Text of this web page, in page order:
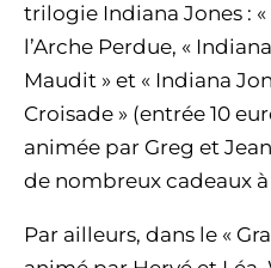
trilogie Indiana Jones :
l’Arche Perdue, «
Maudit » et « Indiana
Croisade » (entrée 10
animée par Greg et
de nombreux cadeaux
Par ailleurs, dans le «